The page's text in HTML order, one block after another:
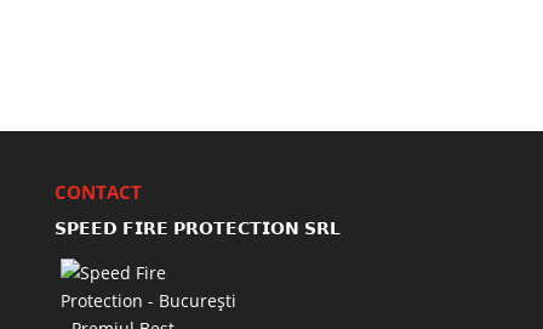
CONTACT
𝗦𝗣𝗘𝗘𝗗 𝗙𝗜𝗥𝗘 𝗣𝗥𝗢𝗧𝗘𝗖𝗧𝗜𝗢𝗡 𝗦𝗥𝗟